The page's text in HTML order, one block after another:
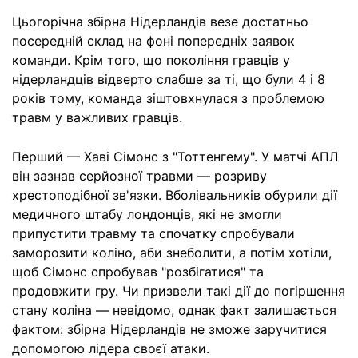
Цьогорічна збірна Нідерландів везе достатньо
посередній склад на фоні попередніх заявок
команди. Крім того, що покоління гравців у
нідерландців відверто слабше за ті, що були 4 і 8
років тому, команда зіштовхнулася з проблемою
травм у важливих гравців.
Перший — Хаві Сімонс з "Тоттенгему". У матчі АПЛ
він зазнав серйозної травми — розриву
хрестоподібної зв'язки. Вболівальників обурили дії
медичного штабу лондонців, які не змогли
припустити травму та спочатку спробували
заморозити коліно, аби знеболити, а потім хотіли,
щоб Сімонс спробував "розбігатися" та
продовжити гру. Чи призвели такі дії до погіршення
стану коліна — невідомо, однак факт залишається
фактом: збірна Нідерландів не зможе заручитися
допомогою лідера своєї атаки.